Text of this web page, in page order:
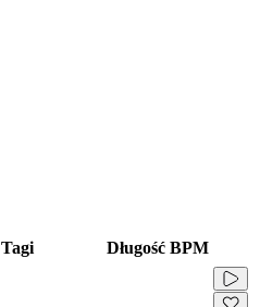
Tagi Długość BPM